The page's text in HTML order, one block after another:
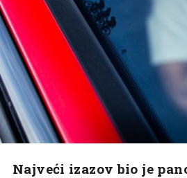
Najveći izazov bio je